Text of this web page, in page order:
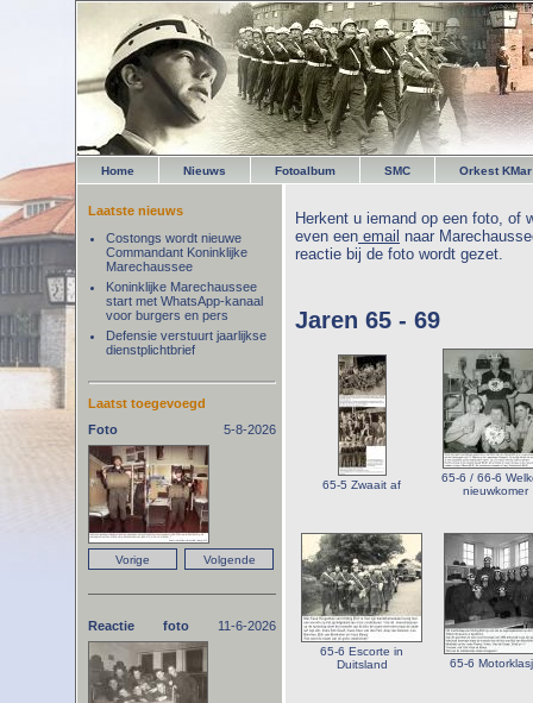
Home Nieuws Fotoalbum SMC Orkest KMar
Herkent u iemand op een foto, of
even een email naar
reactie bij de foto wordt gezet.
Jaren 65 - 69
65-5 Zwaait af
65-6 / 66-6
nieuwkomer
65-6 Escorte in
Duitsland
65-6
Laatste nieuws
Costongs wordt nieuwe
Commandant Koninklijke
Marechaussee
Koninklijke Marechaussee
start met WhatsApp-kanaal
voor burgers en pers
Defensie verstuurt jaarlijkse
dienstplichtbrief
Laatst toegevoegd
Foto
5-8-2026
Reactie foto 11-6-2026